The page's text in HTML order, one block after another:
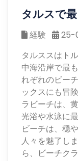
タルスで
経験 25-
タルススはト
中海沿岸で最
れぞれのビー
ックスにも冒
ラビーチは、
光浴や水泳に
ビーチは、穏
人々を魅了し
ら、ビーチク